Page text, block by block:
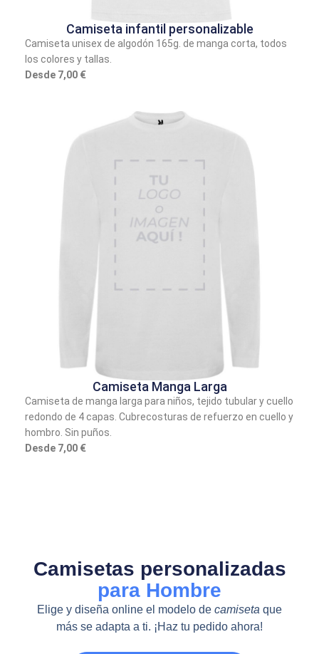
Camiseta infantil personalizable
Camiseta unisex de algodón 165g. de manga corta, todos
los colores y tallas.
Desde 7,00 €
Camiseta Manga Larga
Camiseta de manga larga para niños, tejido tubular y cuello
redondo de 4 capas. Cubrecosturas de refuerzo en cuello y
hombro. Sin puños.
Desde 7,00 €
Camisetas personalizadas
para Hombre
Elige y diseña online el modelo de camiseta que
más se adapta a ti. ¡Haz tu pedido ahora!